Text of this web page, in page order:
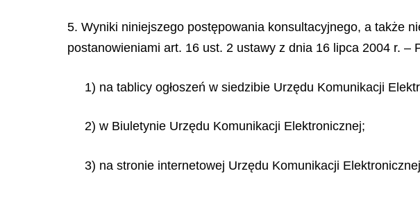
5. Wyniki niniejszego postępowania konsultacyjnego, a także
postanowieniami art. 16 ust. 2 ustawy z dnia 16 lipca 2004 r. –
1) na tablicy ogłoszeń w siedzibie Urzędu Komunikacji
2) w Biuletynie Urzędu Komunikacji Elektronicznej;
3) na stronie internetowej Urzędu Komunikacji